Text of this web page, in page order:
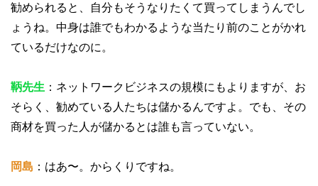
勧められると、自分もそうなりたくて買ってしまうんでし
ょうね。中身は誰でもわかるような当たり前のことがかれ
ているだけなのに。
鞆先生 ：ネットワークビジネスの規模にもよりますが、お
そらく、勧めている人たちは儲かるんですよ。でも、その
商材を買った人が儲かるとは誰も言っていない。
岡島 ：はあ〜。からくりですね。